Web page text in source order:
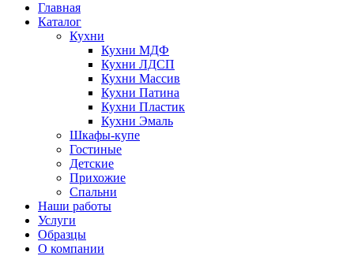
Главная
Каталог
Кухни
Кухни МДФ
Кухни ЛДСП
Кухни Массив
Кухни Патина
Кухни Пластик
Кухни Эмаль
Шкафы-купе
Гостиные
Детские
Прихожие
Спальни
Наши работы
Услуги
Образцы
О компании